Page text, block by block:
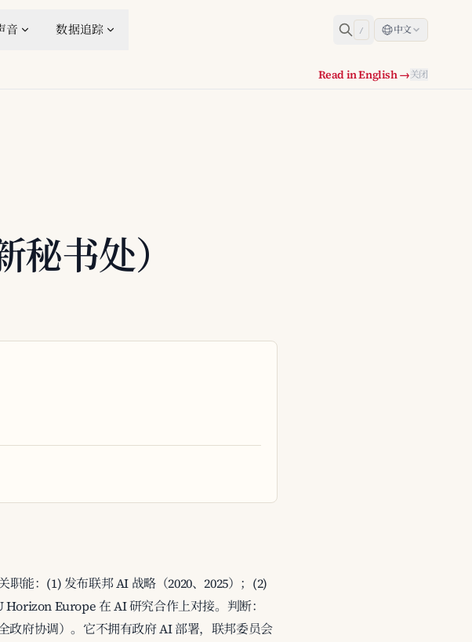
音 数据追踪 / 中文
Read in English →关闭
书处）
能：(1) 发布联邦 AI 战略（2020、2025）；(2)
Europe 在 AI 研究合作上对接。判断：
政府协调）。它不拥有政府 AI 部署，联邦委员会